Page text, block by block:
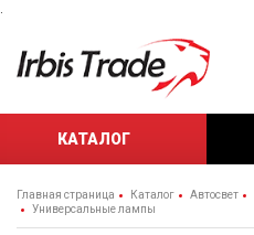
.
КАТАЛОГ
Главная страница Каталог Автосвет
Универсальные лампы